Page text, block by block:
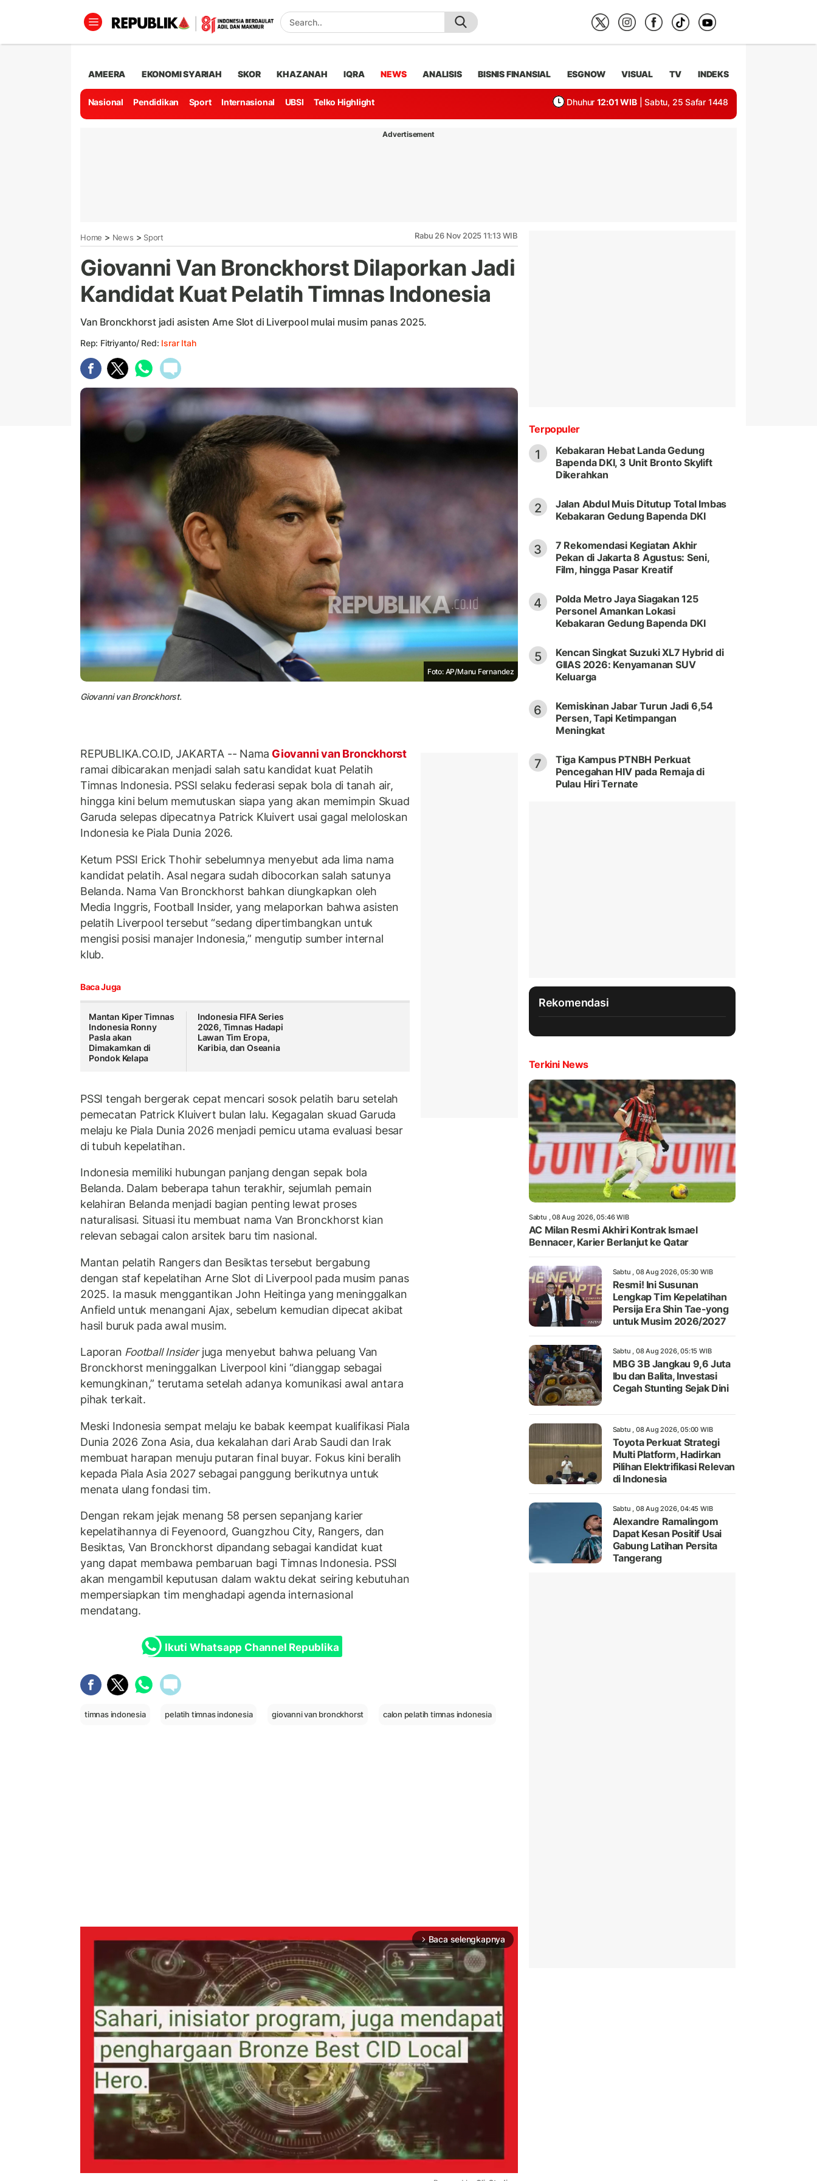
AMEERA EKONOMI SYARIAH SKOR KHAZANAH IQRA NEWS ANALISIS BISNIS FINANSIAL ESGNOW VISUAL TV INDEKS
Nasional Pendidikan Sport Internasional UBSI Telko Highlight Dhuhur 12:01 WIB | Sabtu, 25 Safar 1448
Advertisement
Home > News > Sport Rabu 26 Nov 2025 11:13 WIB
Giovanni Van Bronckhorst Dilaporkan Jadi
Kandidat Kuat Pelatih Timnas Indonesia
Van Bronckhorst jadi asisten Arne Slot di Liverpool mulai musim panas 2025.
Rep: Fitriyanto/ Red: Israr Itah
Foto: AP/Manu Fernandez
Giovanni van Bronckhorst.
REPUBLIKA.CO.ID, JAKARTA -- Nama Giovanni van Bronckhorst
ramai dibicarakan menjadi salah satu kandidat kuat Pelatih
Timnas Indonesia. PSSI selaku federasi sepak bola di tanah air,
hingga kini belum memutuskan siapa yang akan memimpin Skuad
Garuda selepas dipecatnya Patrick Kluivert usai gagal meloloskan
Indonesia ke Piala Dunia 2026.
Ketum PSSI Erick Thohir sebelumnya menyebut ada lima nama
kandidat pelatih. Asal negara sudah dibocorkan salah satunya
Belanda. Nama Van Bronckhorst bahkan diungkapkan oleh
Media Inggris, Football Insider, yang melaporkan bahwa asisten
pelatih Liverpool tersebut “sedang dipertimbangkan untuk
mengisi posisi manajer Indonesia,” mengutip sumber internal
klub.
Baca Juga
Mantan Kiper Timnas
Indonesia Ronny
Pasla akan
Dimakamkan di
Pondok Kelapa
Indonesia FIFA Series
2026, Timnas Hadapi
Lawan Tim Eropa,
Karibia, dan Oseania
PSSI tengah bergerak cepat mencari sosok pelatih baru setelah
pemecatan Patrick Kluivert bulan lalu. Kegagalan skuad Garuda
melaju ke Piala Dunia 2026 menjadi pemicu utama evaluasi besar
di tubuh kepelatihan.
Indonesia memiliki hubungan panjang dengan sepak bola
Belanda. Dalam beberapa tahun terakhir, sejumlah pemain
kelahiran Belanda menjadi bagian penting lewat proses
naturalisasi. Situasi itu membuat nama Van Bronckhorst kian
relevan sebagai calon arsitek baru tim nasional.
Mantan pelatih Rangers dan Besiktas tersebut bergabung
dengan staf kepelatihan Arne Slot di Liverpool pada musim panas
2025. Ia masuk menggantikan John Heitinga yang meninggalkan
Anfield untuk menangani Ajax, sebelum kemudian dipecat akibat
hasil buruk pada awal musim.
Laporan Football Insiderjuga menyebut bahwa peluang Van
Bronckhorst meninggalkan Liverpool kini “dianggap sebagai
kemungkinan,” terutama setelah adanya komunikasi awal antara
pihak terkait.
Meski Indonesia sempat melaju ke babak keempat kualifikasi Piala
Dunia 2026 Zona Asia, dua kekalahan dari Arab Saudi dan Irak
membuat harapan menuju putaran final buyar. Fokus kini beralih
kepada Piala Asia 2027 sebagai panggung berikutnya untuk
menata ulang fondasi tim.
Dengan rekam jejak menang 58 persen sepanjang karier
kepelatihannya di Feyenoord, Guangzhou City, Rangers, dan
Besiktas, Van Bronckhorst dipandang sebagai kandidat kuat
yang dapat membawa pembaruan bagi Timnas Indonesia. PSSI
akan mengambil keputusan dalam waktu dekat seiring kebutuhan
mempersiapkan tim menghadapi agenda internasional
mendatang.
Ikuti Whatsapp Channel Republika
timnas indonesia pelatih timnas indonesia giovanni van bronckhorst calon pelatih timnas indonesia
arrow_forward_ios Baca selengkapnya
Terpopuler
1
Kebakaran Hebat Landa Gedung
Bapenda DKI, 3 Unit Bronto Skylift
Dikerahkan
2
Jalan Abdul Muis Ditutup Total Imbas
Kebakaran Gedung Bapenda DKI
3
7 Rekomendasi Kegiatan Akhir
Pekan di Jakarta 8 Agustus: Seni,
Film, hingga Pasar Kreatif
4
Polda Metro Jaya Siagakan 125
Personel Amankan Lokasi
Kebakaran Gedung Bapenda DKI
5
Kencan Singkat Suzuki XL7 Hybrid di
GIIAS 2026: Kenyamanan SUV
Keluarga
6
Kemiskinan Jabar Turun Jadi 6,54
Persen, Tapi Ketimpangan
Meningkat
7
Tiga Kampus PTNBH Perkuat
Pencegahan HIV pada Remaja di
Pulau Hiri Ternate
Rekomendasi
Terkini News
Sabtu , 08 Aug 2026, 05:46 WIB
AC Milan Resmi Akhiri Kontrak Ismael
Bennacer, Karier Berlanjut ke Qatar
Sabtu , 08 Aug 2026, 05:30 WIB
Resmi! Ini Susunan
Lengkap Tim Kepelatihan
Persija Era Shin Tae-yong
untuk Musim 2026/2027
Sabtu , 08 Aug 2026, 05:15 WIB
MBG 3B Jangkau 9,6 Juta
Ibu dan Balita, Investasi
Cegah Stunting Sejak Dini
Sabtu , 08 Aug 2026, 05:00 WIB
Toyota Perkuat Strategi
Multi Platform, Hadirkan
Pilihan Elektrifikasi Relevan
di Indonesia
Sabtu , 08 Aug 2026, 04:45 WIB
Alexandre Ramalingom
Dapat Kesan Positif Usai
Gabung Latihan Persita
Tangerang